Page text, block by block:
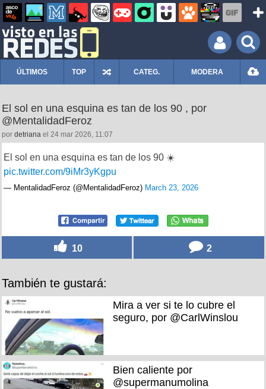
ÚLTIMOS TOP CATEG. MODERA
El sol en una esquina es tan de los 90 , por
@MentalidadFeroz
por detriana el 24 mar 2026, 11:07
El sol en una esquina es tan de los 90 ☀️
pic.twitter.com/9iMr3yKgpu
— MentalidadFeroz (@MentalidadFeroz) March 23, 2026
10 2
También te gustará:
Mira a ver si te lo cubre el
seguro, por @CarlWinslou
Bien caliente por
@supermanumolina